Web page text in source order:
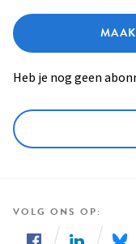
Heb je nog geen
VOLG ONS OP